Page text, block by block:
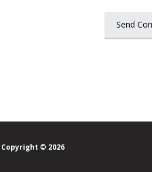
Copyright © 2026